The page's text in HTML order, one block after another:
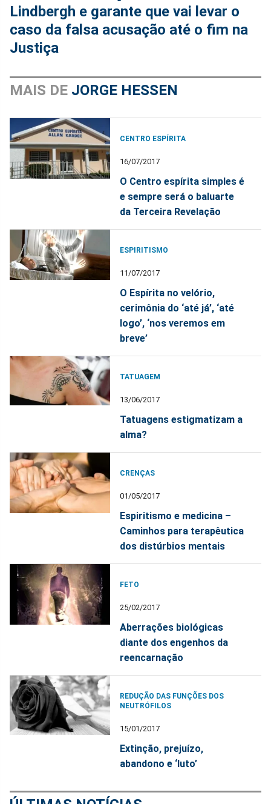
Lindbergh e garante que vai levar o
caso da falsa acusação até o fim na
Justiça
MAIS DE JORGE HESSEN
CENTRO ESPÍRITA
16/07/2017
O Centro espírita simples é
e sempre será o baluarte
da Terceira Revelação
ESPIRITISMO
11/07/2017
O Espírita no velório,
cerimônia do ‘até já’, ‘até
logo’, ‘nos veremos em
breve’
TATUAGEM
13/06/2017
Tatuagens estigmatizam a
alma?
CRENÇAS
01/05/2017
Espiritismo e medicina –
Caminhos para terapêutica
dos distúrbios mentais
FETO
25/02/2017
Aberrações biológicas
diante dos engenhos da
reencarnação
REDUÇÃO DAS FUNÇÕES DOS
NEUTRÓFILOS
15/01/2017
Extinção, prejuízo,
abandono e ‘luto’